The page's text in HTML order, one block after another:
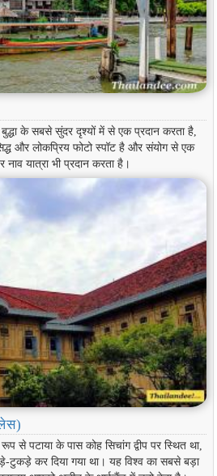
के सबसे सुंदर दृश्यों में से एक प्रदान करता है,
और लोकप्रिय फोटो स्पॉट है और संयोग से एक
यात्रा भी प्रदान करता है।
से पटाया के पास कोह सिचांग द्वीप पर स्थित था,
टुकड़े कर दिया गया था। यह विश्व का सबसे बड़ा